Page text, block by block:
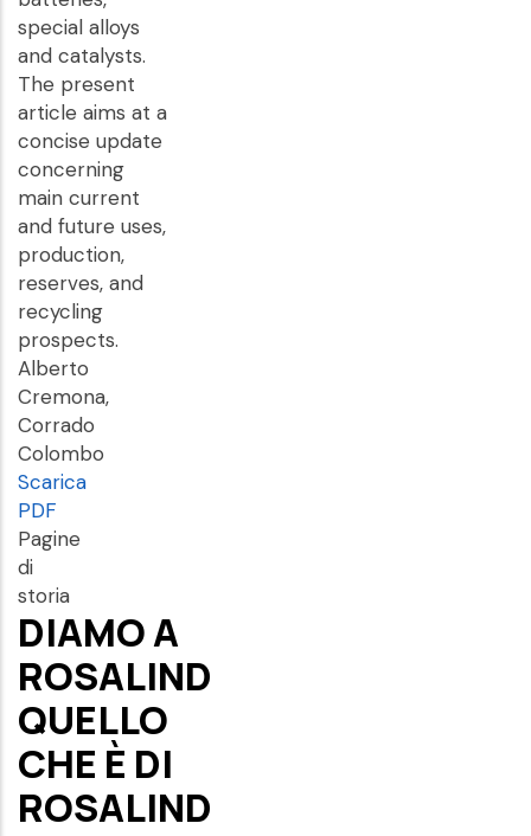
special alloys
and catalysts.
The present
article aims at a
concise update
concerning
main current
and future uses,
production,
reserves, and
recycling
prospects.
Alberto
Cremona,
Corrado
Colombo
Scarica
PDF
Pagine
di
storia
DIAMO A
ROSALIND
QUELLO
CHE È DI
ROSALIND